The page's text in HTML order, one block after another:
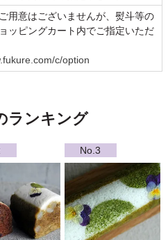
用意はございませんが、熨斗等の
ッピングカート内でご指定いただ
c/option
ランキング